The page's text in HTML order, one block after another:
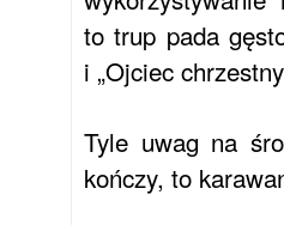
to trup pada
i „Ojciec
Tyle uwag na
kończy, to